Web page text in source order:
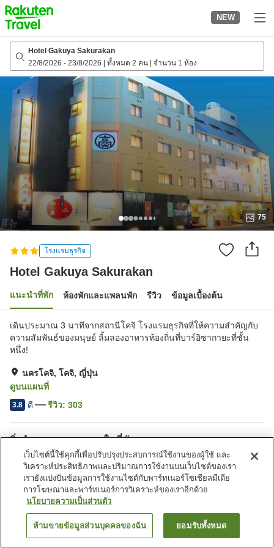
to
top
page
NEW
Hotel Gakuya Sakurakan
22/8/2026 - 23/8/2026 ทั้งหมด 2 คน จำนวน 1 ห้อง
75
โรงแรมธุรกิจ
Hotel Gakuya Sakurakan
แนะนำที่พัก ห้องพักและแพลนพัก รีวิว ข้อมูลเบื้องต้น
เดินประมาณ 3 นาทีจากสถานีโคจิ โรงแรมธุรกิจที่ให้ความสำคัญกับ
ความสัมพันธ์ของมนุษย์ ลิ้มลองอาหารท้องถิ่นที่บาร์อิซากายะที่ชั้น
หนึ่ง!
นครโคจิ, โคจิ, ญี่ปุ่น
ดูบนแผนที่
3.8 ดี รีวิว: 303
สิ่งอำนวยความสะดวกในที่พัก
สปา/บิวตี้ซาลอน
มุมอิซากายะ
ตู้จำหน่ายอัตโนมัติ
บริการซักผ้า (มีค่าบริการ)
หน้าแรก ญี่ปุ่น โคจิ
ค้นหาห้องพัก
เว็บไซต์นี้ใช้คุกกี้เพื่อปรับปรุงประสบการณ์ใช้งานของผู้ใช้ และ
วิเคราะห์ประสิทธิภาพและปริมาณการใช้งานบนเว็บไซต์ของเรา
เรายังแบ่งปันข้อมูลการใช้งานไซต์กับพาร์ทเนอร์โซเชียลมีเดีย
การโฆษณาและพาร์ทเนอร์การวิเคราะห์ของเราอีกด้วย
นโยบายความเป็นส่วนตัว
ห้ามขายข้อมูลส่วนบุคคลของฉัน ยอมรับทั้งหมด